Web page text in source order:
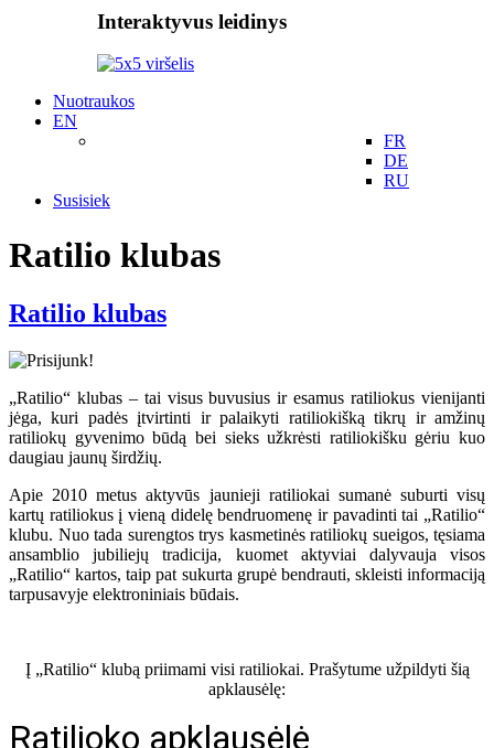
Interaktyvus leidinys
Nuotraukos
EN
FR
DE
RU
Susisiek
Ratilio klubas
Ratilio klubas
„Ratilio“ klubas – tai visus buvusius ir esamus ratiliokus vienijanti
jėga, kuri padės įtvirtinti ir palaikyti ratiliokišką tikrų ir amžinų
ratiliokų gyvenimo būdą bei sieks užkrėsti ratiliokišku gėriu kuo
daugiau jaunų širdžių.
Apie 2010 metus aktyvūs jaunieji ratiliokai sumanė suburti visų
kartų ratiliokus į vieną didelę bendruomenę ir pavadinti tai „Ratilio“
klubu. Nuo tada surengtos trys kasmetinės ratiliokų sueigos, tęsiama
ansamblio jubiliejų tradicija, kuomet aktyviai dalyvauja visos
„Ratilio“ kartos, taip pat sukurta grupė bendrauti, skleisti informaciją
tarpusavyje elektroniniais būdais.
Į „Ratilio“ klubą priimami visi ratiliokai. Prašytume užpildyti šią
apklausėlę: